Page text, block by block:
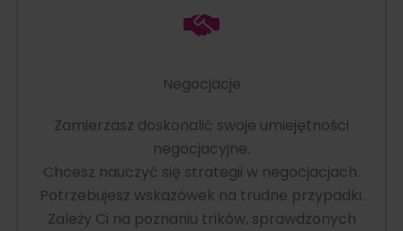
Negocjacje
Zamierzasz doskonalić swoje umiejętności
negocjacyjne.
Chcesz nauczyć się strategii w negocjacjach.
Potrzebujesz wskazówek na trudne przypadki.
Zależy Ci na poznaniu trików, sprawdzonych